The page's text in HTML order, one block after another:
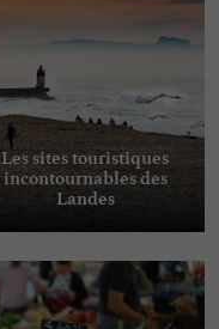
Les sites touristiques
incontournables des
Landes